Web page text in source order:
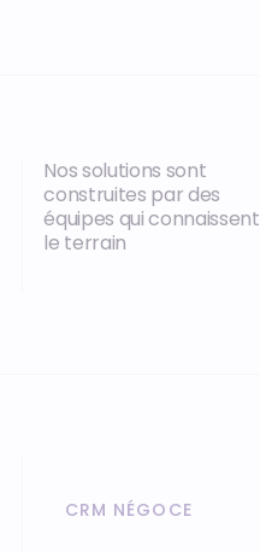
Nos solutions sont
construites par des
équipes qui connaissent
le terrain
CRM NÉGOCE